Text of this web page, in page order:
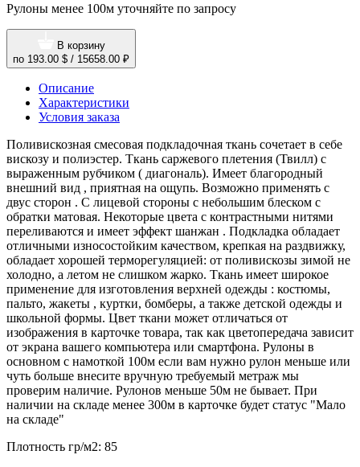
Рулоны менее 100м уточняйте по запросу
В корзину
по 193.00 $ / 15658.00 ₽
Описание
Характеристики
Условия заказа
Поливискозная смесовая подкладочная ткань сочетает в себе
вискозу и полиэстер. Ткань саржевого плетения (Твилл) с
выраженным рубчиком ( диагональ). Имеет благородный
внешний вид , приятная на ощупь. Возможно применять с
двус сторон . С лицевой стороны с небольшим блеском с
обратки матовая. Некоторые цвета с контрастными нитями
переливаются и имеет эффект шанжан . Подкладка обладает
отличными износостойким качеством, крепкая на раздвижку,
обладает хорошей терморегуляцией: от поливискозы зимой не
холодно, а летом не слишком жарко. Ткань имеет широкое
применение для изготовления верхней одежды : костюмы,
пальто, жакеты , куртки, бомберы, а также детской одежды и
школьной формы. Цвет ткани может отличаться от
изображения в карточке товара, так как цветопередача зависит
от экрана вашего компьютера или смартфона. Рулоны в
основном с намоткой 100м если вам нужно рулон меньше или
чуть больше внесите вручную требуемый метраж мы
проверим наличие. Рулонов меньше 50м не бывает. При
наличии на складе менее 300м в карточке будет статус "Мало
на складе"
Плотность гр/м2: 85